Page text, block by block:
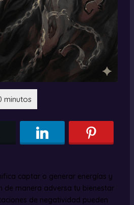
captar o generar energías y
de manera adversa tu bienestar
de negatividad pueden